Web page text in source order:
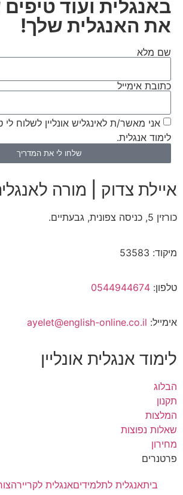
באנגלית ועוד
את האנגלית שלך!
שם מלא
כתובת אימייל
אני מאשר/ת לאינגליש אונליין לשלוח לי
לימוד אנגלית.
שלחו לי את המדריך
לימוד אנגלית אונליין
הבלוג
תקנון
המלצות
שאלות נפוצות
מחירון
פרטנרים
איילת צדוק | מורה
כורזין 5, כניסה צפונית, גבעתיים.
מיקוד: 53583
טלפון: 0544944674
אימייל: ayelet@english-online.co.il
ביתאנגלית לתלמידיםאנגלית לקריירה